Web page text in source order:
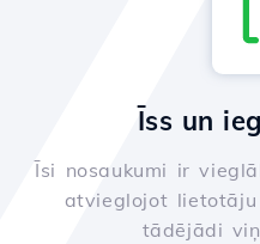
Īss un
Īsi nosaukumi ir
atvieglojot
tādējādi